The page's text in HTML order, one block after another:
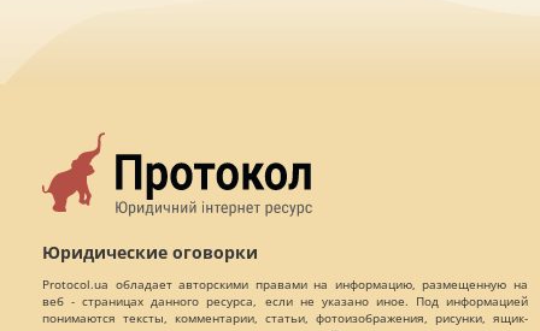
Юридические оговорки
Protocol.ua обладает авторскими правами на информацию, размещенную на
веб - страницах данного ресурса, если не указано иное. Под информацией
понимаются тексты, комментарии, статьи, фотоизображения, рисунки, ящик-